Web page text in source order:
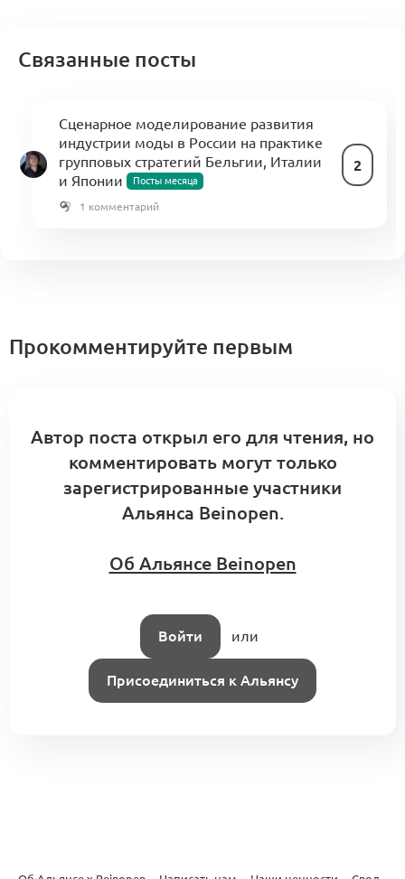
Связанные посты
Сценарное моделирование развития
индустрии моды в России на практике
групповых стратегий Бельгии, Италии
и Японии
Посты месяца
2
1 комментарий
Прокомментируйте первым
Автор поста открыл его для чтения, но
комментировать могут только
зарегистрированные участники
Альянса Beinopen.
Об Альянсе Beinopen
Войти или
Присоединиться к Альянсу